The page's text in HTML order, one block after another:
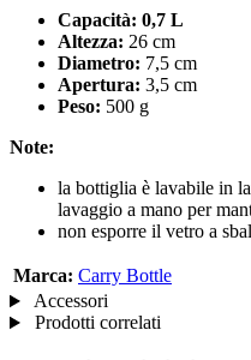
Capacità: 0,7 L
Altezza: 26 cm
Diametro: 7,5 cm
Apertura: 3,5 cm
Peso: 500 g
Note:
la bottiglia è lavabile in
lavaggio a mano per
non esporre il vetro a
Marca: Carry Bottle
Accessori
Prodotti correlati